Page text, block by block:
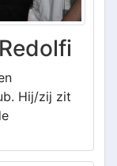
Hij/zij zit